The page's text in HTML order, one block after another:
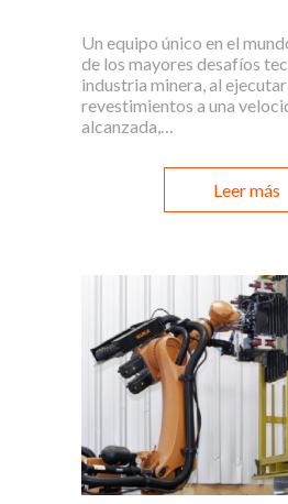
Un equipo único en el
de los mayores desafíos
industria minera, al
revestimientos a una
alcanzada,…
Leer más